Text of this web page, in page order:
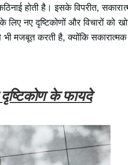
होती है। इसके विपरीत,
नए दृष्टिकोणों और विचारों
मजबूत करती है, क्योंकि
दृष्टिकोण के फायदे